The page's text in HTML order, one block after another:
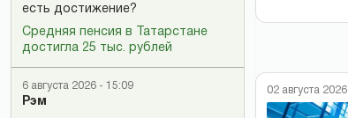
есть достижение?
Средняя пенсия в Татарстане
достигла 25 тыс. рублей
6 августа 2026 - 15:09
Рэм
02 августа 2026